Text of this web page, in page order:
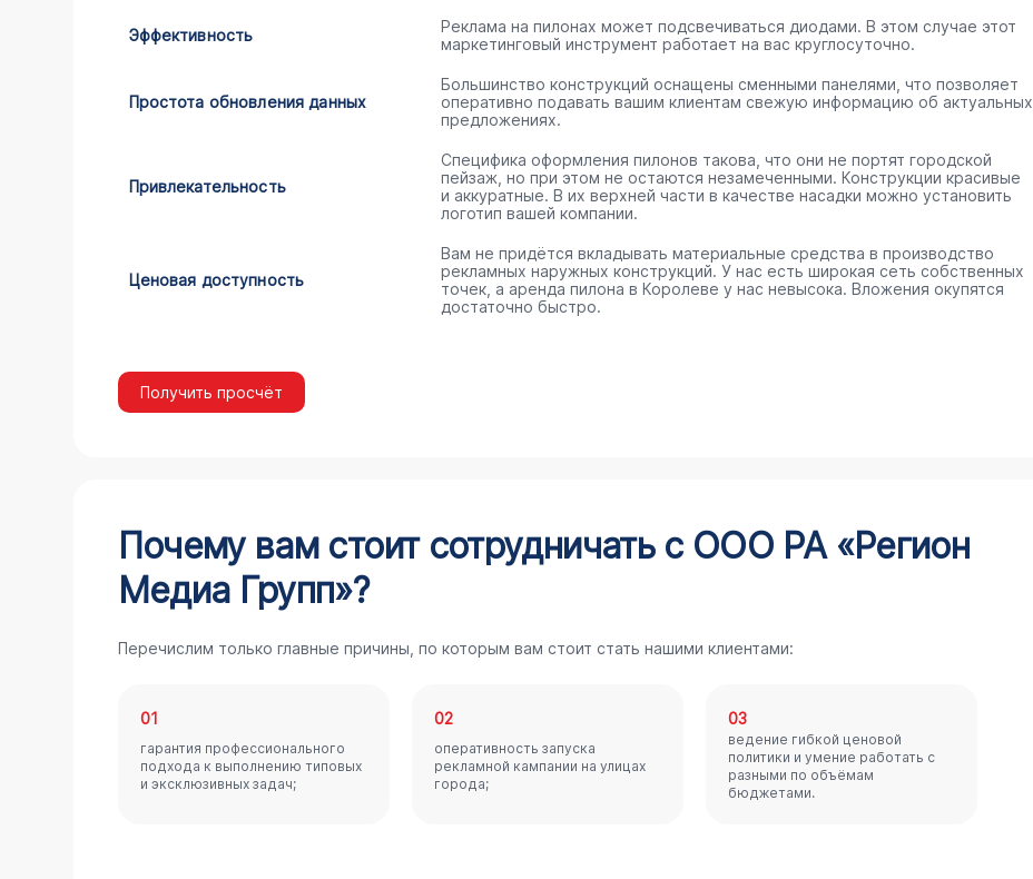
Эффективность
Реклама на пилонах может подсвечиваться диодами. В этом случае этот
маркетинговый инструмент работает на вас круглосуточно.
Простота обновления данных
Большинство конструкций оснащены сменными панелями, что позволяет
оперативно подавать вашим клиентам свежую информацию об актуальных
предложениях.
Привлекательность
Специфика оформления пилонов такова, что они не портят городской
пейзаж, но при этом не остаются незамеченными. Конструкции красивые
и аккуратные. В их верхней части в качестве насадки можно установить
логотип вашей компании.
Ценовая доступность
Вам не придётся вкладывать материальные средства в производство
рекламных наружных конструкций. У нас есть широкая сеть собственных
точек, а аренда пилона в Королеве у нас невысока. Вложения окупятся
достаточно быстро.
Получить просчёт
Почему вам стоит сотрудничать с ООО РА «Регион
Медиа Групп»?
Перечислим только главные причины, по которым вам стоит стать нашими клиентами:
01
гарантия профессионального
подхода к выполнению типовых
и эксклюзивных задач;
02
оперативность запуска
рекламной кампании на улицах
города;
03
ведение гибкой ценовой
политики и умение работать с
разными по объёмам
бюджетами.